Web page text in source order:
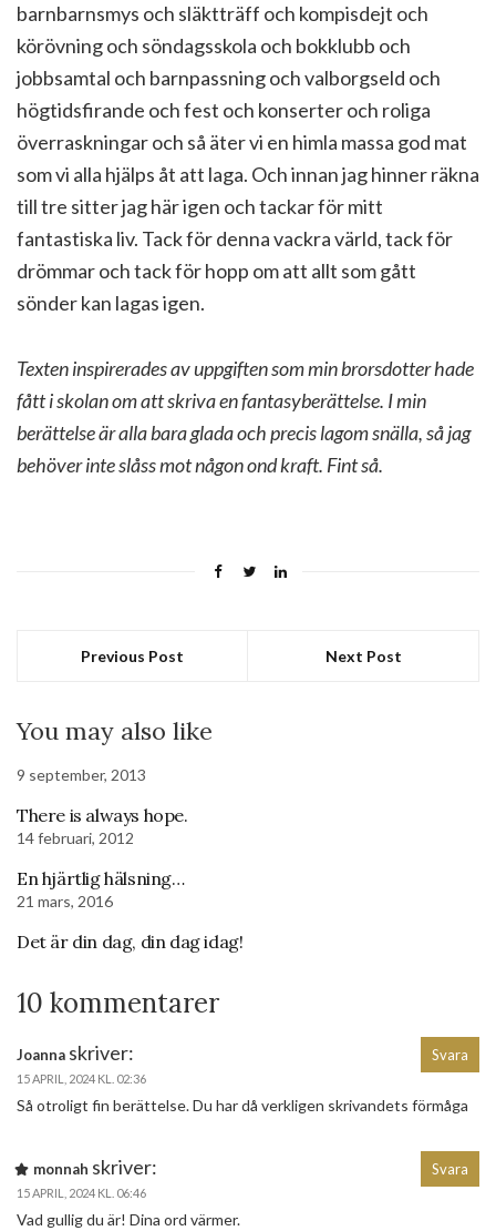
barnbarnsmys och släktträff och kompisdejt och
körövning och söndagsskola och bokklubb och
jobbsamtal och barnpassning och valborgseld och
högtidsfirande och fest och konserter och roliga
överraskningar och så äter vi en himla massa god mat
som vi alla hjälps åt att laga. Och innan jag hinner räkna
till tre sitter jag här igen och tackar för mitt
fantastiska liv. Tack för denna vackra värld, tack för
drömmar och tack för hopp om att allt som gått
sönder kan lagas igen.
Texten inspirerades av uppgiften som min brorsdotter hade
fått i skolan om att skriva en fantasyberättelse. I min
berättelse är alla bara glada och precis lagom snälla, så jag
behöver inte slåss mot någon ond kraft. Fint så.
Previous Post Next Post
You may also like
9 september, 2013
There is always hope.
14 februari, 2012
En hjärtlig hälsning…
21 mars, 2016
Det är din dag, din dag idag!
10 kommentarer
Joanna skriver:
15 APRIL, 2024 KL. 02:36
Så otroligt fin berättelse. Du har då verkligen skrivandets förmåga
Svara
monnah skriver:
15 APRIL, 2024 KL. 06:46
Vad gullig du är! Dina ord värmer.
Svara